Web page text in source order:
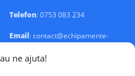
ne ajuta!
Telefon: 0753 083 234
Email: contact@echipamente-
electrice.ro